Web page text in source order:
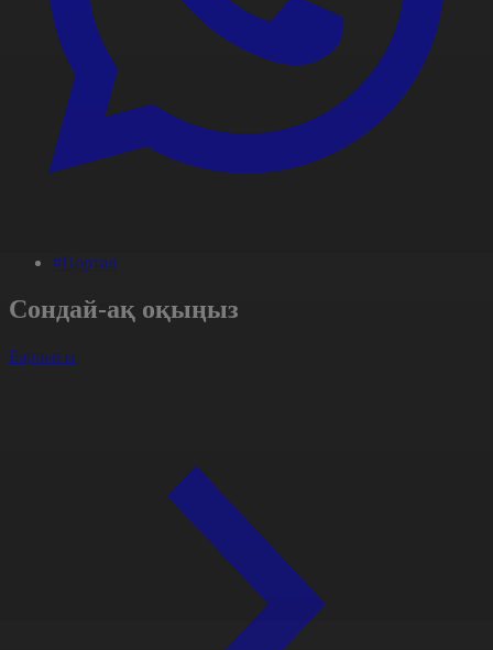
#Портал
Сондай-ақ оқыңыз
Барлығы